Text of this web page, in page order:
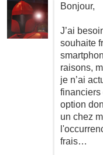
Bonjour,
J’ai
souhaite
raisons,
je n’ai
financiers
option
un chez
frais…